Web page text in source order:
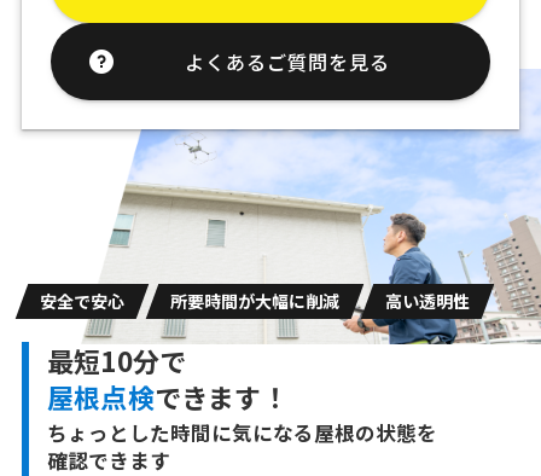
よくあるご質問を見る
安全で安心 所要時間が大幅に削減 高い透明性
最短10分で
屋根点検できます！
ちょっとした時間に気になる屋根の状態を
確認できます